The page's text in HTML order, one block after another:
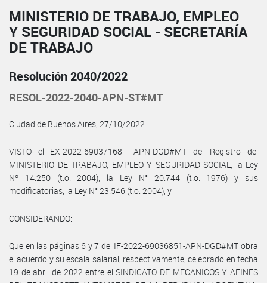
MINISTERIO DE TRABAJO, EMPLEO
Y SEGURIDAD SOCIAL - SECRETARÍA
DE TRABAJO
Resolución 2040/2022
RESOL-2022-2040-APN-ST#MT
Ciudad de Buenos Aires, 27/10/2022
VISTO el EX-2022-69037168- -APN-DGD#MT del Registro del
MINISTERIO DE TRABAJO, EMPLEO Y SEGURIDAD SOCIAL, la Ley
Nº 14.250 (t.o. 2004), la Ley N° 20.744 (t.o. 1976) y sus
modificatorias, la Ley N° 23.546 (t.o. 2004), y
CONSIDERANDO:
Que en las páginas 6 y 7 del IF-2022-69036851-APN-DGD#MT obra
el acuerdo y su escala salarial, respectivamente, celebrado en fecha
19 de abril de 2022 entre el SINDICATO DE MECANICOS Y AFINES